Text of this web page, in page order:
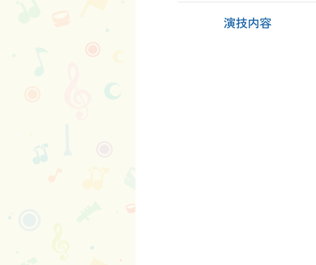
演技内容